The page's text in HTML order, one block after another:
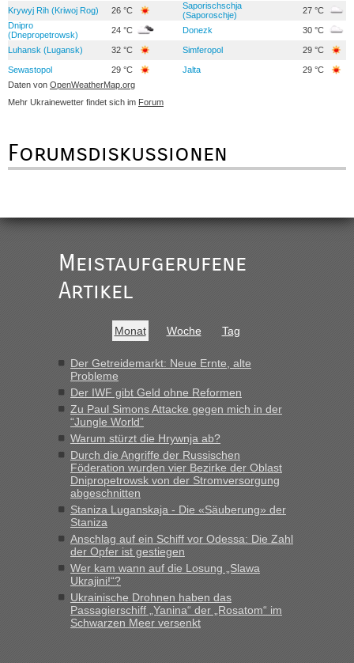
Krywyj Rih (Kriwoj Rog) 26 °C
Saporischschja
(Saporoschje)
27 °C
Dnipro
(Dnepropetrowsk)
24 °C Donezk 30 °C
Luhansk (Lugansk) 32 °C Simferopol 29 °C
Sewastopol 29 °C Jalta
29 °C
Daten von OpenWeatherMap.org
Mehr Ukrainewetter findet sich im Forum
Forumsdiskussionen
Meistaufgerufene
Artikel
Monat Woche Tag
Der Getreidemarkt: Neue Ernte, alte
Probleme
Der IWF gibt Geld ohne Reformen
Zu Paul Simons Attacke gegen mich in der
“Jungle World”
Warum stürzt die Hrywnja ab?
Durch die Angriffe der Russischen
Föderation wurden vier Bezirke der Oblast
Dnipropetrowsk von der Stromversorgung
abgeschnitten
Staniza Luganskaja - Die «Säuberung» der
Staniza
Anschlag auf ein Schiff vor Odessa: Die Zahl
der Opfer ist gestiegen
Wer kam wann auf die Losung „Slawa
Ukrajini!“?
Ukrainische Drohnen haben das
Passagierschiff „Yanina“ der „Rosatom“ im
Schwarzen Meer versenkt